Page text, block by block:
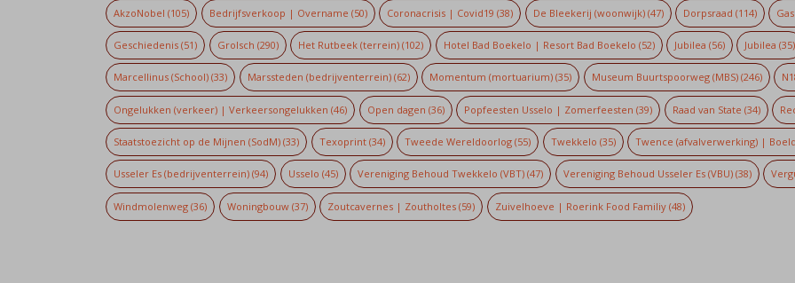
AkzoNobel (105) Bedrijfsverkoop | Overname (50) Coronacrisis | Covid19 (38) De Bleekerij (woonwijk)(47) Dorpsraad (114)
Geschiedenis (51) Grolsch (290) Het Rutbeek (terrein) (102) Hotel Bad Boekelo | Resort Bad Boekelo (52) Jubilea (56) Jubilea (35)
Marcellinus (School) (33) Marssteden (bedrijventerrein)(62) Momentum (mortuarium) (35) Museum Buurtspoorweg (MBS)(246)
Ongelukken (verkeer) | Verkeersongelukken (46) Open dagen (36) Popfeesten Usselo | Zomerfeesten (39) Raad van State (34)
Staatstoezicht op de Mijnen (SodM) (33) Texoprint(34) Tweede Wereldoorlog (55) Twekkelo (35) Twence (afvalverwerking) |
Usseler Es (bedrijventerrein) (94) Usselo (45) Vereniging Behoud Twekkelo (VBT) (47) Vereniging Behoud Usseler Es (VBU)(38)
Windmolenweg (36) Woningbouw(37) Zoutcavernes | Zoutholtes (59) Zuivelhoeve | Roerink Food Familiy(48)